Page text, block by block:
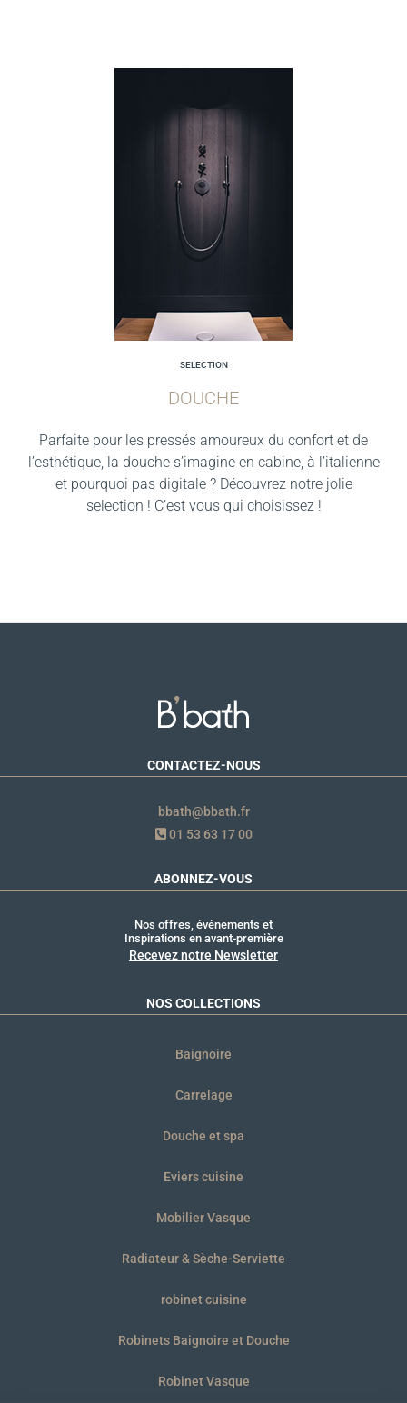
SELECTION
DOUCHE
Parfaite pour les pressés amoureux du confort et de
l’esthétique, la douche s’imagine en cabine, à l’italienne
et pourquoi pas digitale ? Découvrez notre jolie
selection ! C’est vous qui choisissez !
CONTACTEZ-NOUS
bbath@bbath.fr
01 53 63 17 00
ABONNEZ-VOUS
Nos offres, événements et
Inspirations en avant-première
Recevez notre Newsletter
NOS COLLECTIONS
Baignoire
Carrelage
Douche et spa
Eviers cuisine
Mobilier Vasque
Radiateur & Sèche-Serviette
robinet cuisine
Robinets Baignoire et Douche
Robinet Vasque